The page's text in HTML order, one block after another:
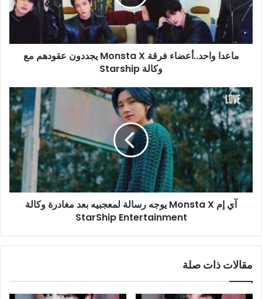
يجددون
عقودهم
مع
وكالة
Starship
ماعدا واحد..أعضاء فرقة Monsta X يجددون عقودهم مع
وكالة Starship
آي
إم
Monsta
X
يوجه
رسالة
لمعجبيه
بعد
مغادرة
آي إم Monsta X يوجه رسالة لمعجبيه بعد مغادرة وكالة
StarShip Entertainment
مقالات ذات صلة